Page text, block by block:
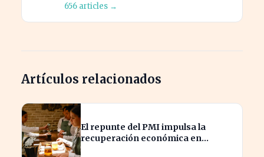
656 articles →
Artículos relacionados
El repunte del PMI impulsa la
recuperación económica en